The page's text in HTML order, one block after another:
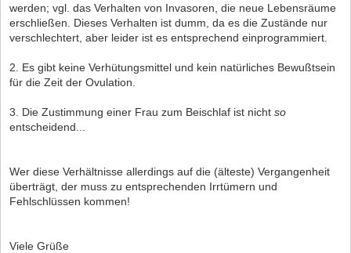
werden; vgl. das Verhalten von Invasoren, die neue Lebensräume
erschließen. Dieses Verhalten ist dumm, da es die Zustände nur
verschlechtert, aber leider ist es entsprechend einprogrammiert.
2. Es gibt keine Verhütungsmittel und kein natürliches Bewußtsein
für die Zeit der Ovulation.
3. Die Zustimmung einer Frau zum Beischlaf ist nicht so
entscheidend...
Wer diese Verhältnisse allerdings auf die (älteste) Vergangenheit
überträgt, der muss zu entsprechenden Irrtümern und
Fehlschlüssen kommen!
Viele Grüße